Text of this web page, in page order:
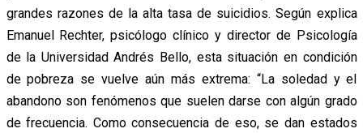
grandes razones de la alta tasa de suicidios. Según explica
Emanuel Rechter, psicólogo clínico y director de Psicología
de la Universidad Andrés Bello, esta situación en condición
de pobreza se vuelve aún más extrema: “La soledad y el
abandono son fenómenos que suelen darse con algún grado
de frecuencia. Como consecuencia de eso, se dan estados